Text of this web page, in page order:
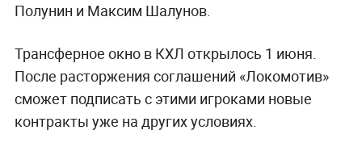
Полунин и Максим Шалунов.
Трансферное окно в КХЛ открылось 1 июня.
После расторжения соглашений «Локомотив»
сможет подписать с этими игроками новые
контракты уже на других условиях.